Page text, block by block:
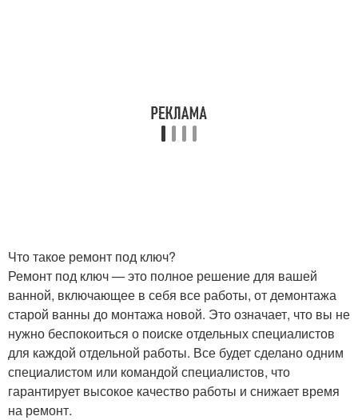
Что такое ремонт под ключ?
Ремонт под ключ — это полное решение для вашей
ванной, включающее в себя все работы, от демонтажа
старой ванны до монтажа новой. Это означает, что вы не
нужно беспокоиться о поиске отдельных специалистов
для каждой отдельной работы. Все будет сделано одним
специалистом или командой специалистов, что
гарантирует высокое качество работы и снижает время
на ремонт.